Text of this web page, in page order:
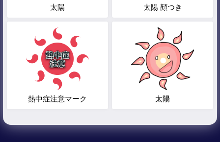
太陽 太陽 顔つき
熱中症注意マーク 太陽